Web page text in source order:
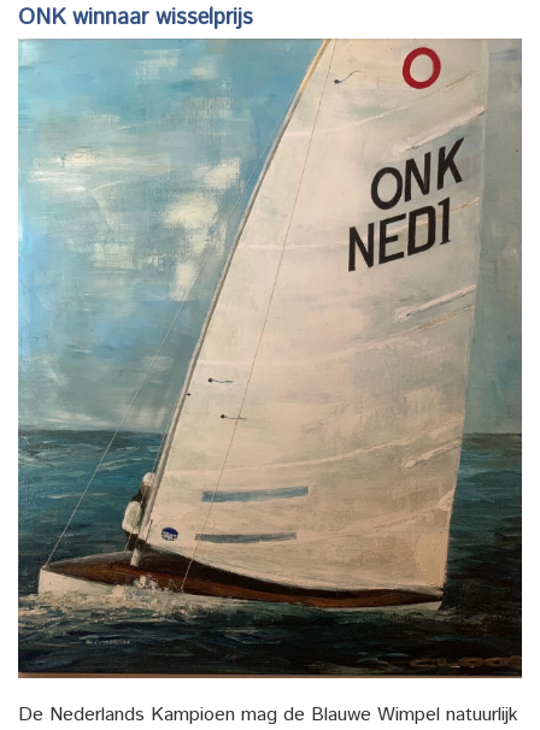
ONK winnaar wisselprijs
De Nederlands Kampioen mag de Blauwe Wimpel natuurlijk